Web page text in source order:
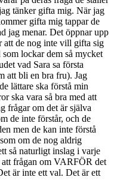
tänker gifta mig. När jag
gifta mig tappar de
jag menar. Det öppnar upp
att de nog inte vill gifta sig
lockar dem så mycket
vad Sara sa första
att bli en bra fru). Jag
lättare ska förstå min
ska vara så bra med att
frågar om det är själva
de inte förstår, och de
men de kan inte förstå
om de nog aldrig
så naturligt inslag i varje
frågan om VARFÖR det
är inte ett val. Det är ett